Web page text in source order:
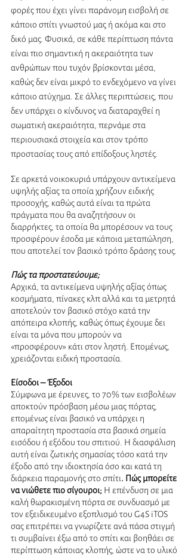
φορές που έχει γίνει παράνομη εισβολή σε
κάποιο σπίτι γνωστού μας ή ακόμα και στο
δικό μας. Φυσικά, σε κάθε περίπτωση πάντα
είναι πιο σημαντική η ακεραιότητα των
ανθρώπων που τυχόν βρίσκονται μέσα,
καθώς δεν είναι μικρό το ενδεχόμενο να γίνει
κάποιο ατύχημα. Σε άλλες περιπτώσεις, που
δεν υπάρχει ο κίνδυνος να διαταραχθεί η
σωματική ακεραιότητα, περνάμε στα
περιουσιακά στοιχεία και στον τρόπο
προστασίας τους από επίδοξους ληστές.
Σε αρκετά νοικοκυριά υπάρχουν αντικείμενα
υψηλής αξίας τα οποία χρήζουν ειδικής
προσοχής, καθώς αυτά είναι τα πρώτα
πράγματα που θα αναζητήσουν οι
διαρρήκτες, τα οποία θα μπορέσουν να τους
προσφέρουν έσοδα με κάποια μεταπώληση,
που αποτελεί τον βασικό τρόπο δράσης τους.
Πώς τα προστατεύουμε;
Αρχικά, τα αντικείμενα υψηλής αξίας όπως
κοσμήματα, πίνακες κλπ αλλά και τα μετρητά
αποτελούν τον βασικό στόχο κατά την
απόπειρα κλοπής, καθώς όπως έχουμε δει
είναι τα μόνα που μπορούν να
«προσφέρουν» κάτι στον ληστή. Επομένως,
χρειάζονται ειδική προστασία.
Είσοδοι – Έξοδοι
Σύμφωνα με έρευνες, το 70% των εισβολέων
αποκτούν πρόσβαση μέσω μιας πόρτας,
επομένως είναι βασικό να υπάρχει η
απαραίτητη προστασία στα βασικά σημεία
εισόδου ή εξόδου του σπιτιού. Η διασφάλιση
αυτή είναι ζωτικής σημασίας τόσο κατά την
έξοδο από την ιδιοκτησία όσο και κατά τη
διάρκεια παραμονής στο σπίτι. Πώς μπορείτε
να νιώθετε πιο σίγουροι; Η επένδυση σε μια
καλή θωρακισμένη πόρτα σε συνδυασμό με
τον εξειδικευμένο εξοπλισμό του G4S iTOS
σας επιτρέπει να γνωρίζετε ανά πάσα στιγμή
τι συμβαίνει έξω από το σπίτι και βοηθάει σε
περίπτωση κάποιας κλοπής, ώστε να το υλικό